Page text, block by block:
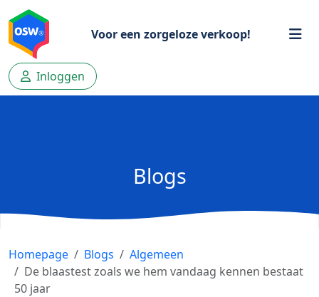
Voor een zorgeloze verkoop!
Inloggen
Blogs
Homepage Blogs
Algemeen
De blaastest zoals we hem vandaag kennen bestaat
50 jaar